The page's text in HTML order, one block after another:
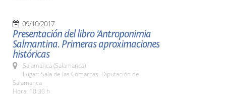
09/10/2017
Presentación del libro 'Antroponimia
Salmantina. Primeras aproximaciones
históricas
Salamanca (Salamanca)
Lugar: Sala de las Comarcas. Diputación de
Salamanca
Hora: 10:30 h